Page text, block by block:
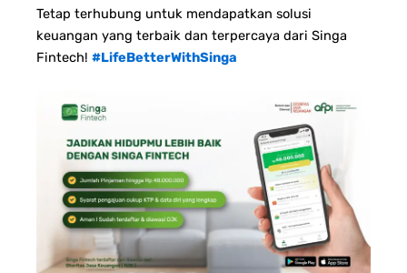
Tetap terhubung untuk mendapatkan solusi
keuangan yang terbaik dan terpercaya dari Singa
Fintech! #LifeBetterWithSinga